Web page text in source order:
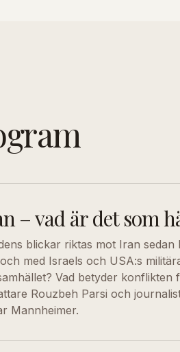
– vad är det som
blickar riktas mot Iran
med Israels och USA:s
Vad betyder
Rouzbeh Parsi och
Mannheimer.